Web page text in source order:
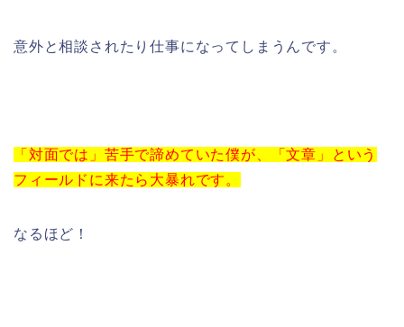
意外と相談されたり仕事になってしまうんです。
「対面では」苦手で諦めていた僕が、「文章」という
フィールドに来たら大暴れです。
なるほど！